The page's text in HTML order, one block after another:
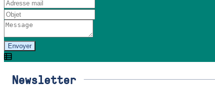
Envoyer
Newsletter